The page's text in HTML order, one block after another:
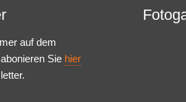
auf dem
Sie hier